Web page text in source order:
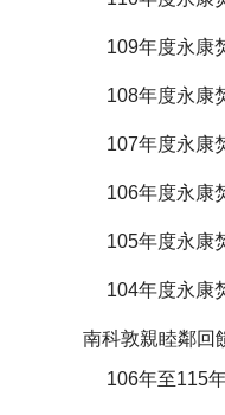
109年度永康
108年度永康
107年度永康
106年度永康
105年度永康
104年度永康
南科敦親睦鄰回
106年至115